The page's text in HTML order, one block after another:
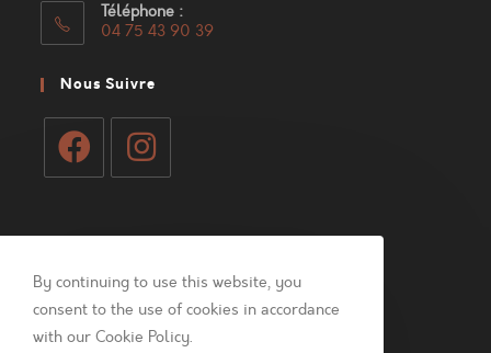
Téléphone :
04 75 43 90 39
dans
application
Nous Suivre
nouvel
onglet
nouvel
onglet
Connexion
By continuing to use this website, you
consent to the use of cookies in accordance
with our Cookie Policy.